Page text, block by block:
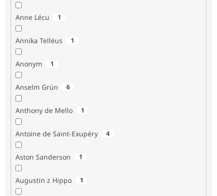
Anne Lécu 1
Annika Telléus 1
Anonym 1
Anselm Grün 6
Anthony de Mello 1
Antoine de Saint-Exupéry 4
Aston Sanderson 1
Augustin z Hippo 1